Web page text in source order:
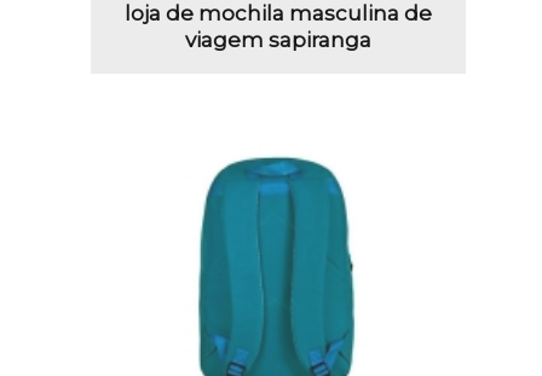
loja de mochila masculina de
viagem sapiranga